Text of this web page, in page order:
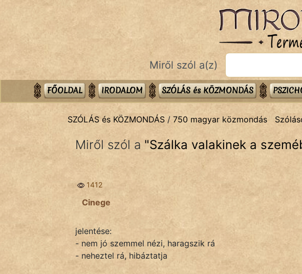
Bibliai
Közmondások
Szóláscsoportok
Miről szól a(z)
FŐOLDAL IRODALOM SZÓLÁS és KÖZMONDÁS
SZÓLÁS és KÖZMONDÁS / 750 magyar közmondás
Miről szól a "Szálka valakinek a
1412
Cinege
jelentése:
- nem jó szemmel nézi, haragszik rá
- neheztel rá, hibáztatja